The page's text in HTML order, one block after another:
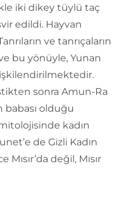
iki dikey tüylü taç
edildi. Hayvan
ve tanrıçaların
bu yönüyle, Yunan
sonra Amun-Ra
babası olduğu
kadın
de Gizli Kadın
değil, Mısır